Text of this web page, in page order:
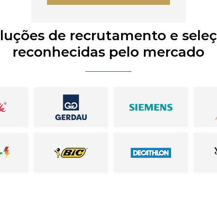
de recrutamento e
reconhecidas pelo mercado